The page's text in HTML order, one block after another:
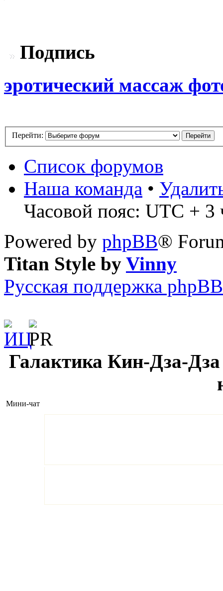
Подпись
эротический массаж
Перейти:
Список форумов
Наша команда •
Часовой пояс: UTC + 3
Powered by phpBB®
Titan Style by Vinny
Русская поддержка phpBB
Галактика Кин-Дза-Дза
Мини-чат